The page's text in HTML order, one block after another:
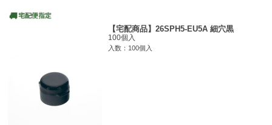
【宅配商品】26SPH5-EU5A 細穴黒
100個入
入数：100個入